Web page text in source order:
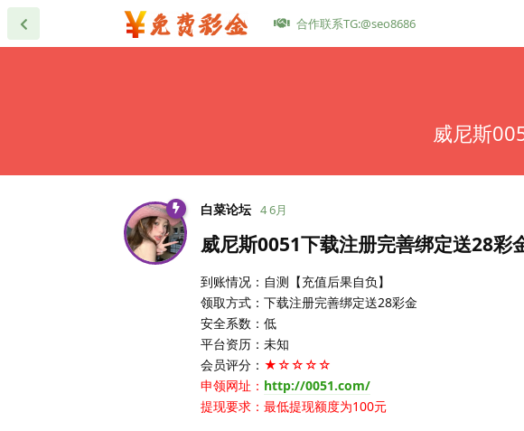
合作联系TG:@seo8686
威尼斯
白菜论坛 4 6月
威尼斯0051下载注册完善绑定送28彩
到账情况：自测【充值后果自负】
领取方式：下载注册完善绑定送28彩金
安全系数：低
平台资历：未知
会员评分： ★☆☆☆☆
申领网址： http://0051.com/
提现要求：最低提现额度为100元